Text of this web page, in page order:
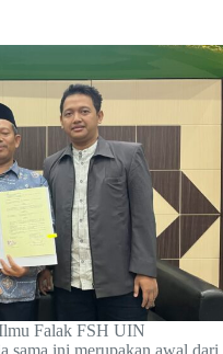
Falak FSH UIN